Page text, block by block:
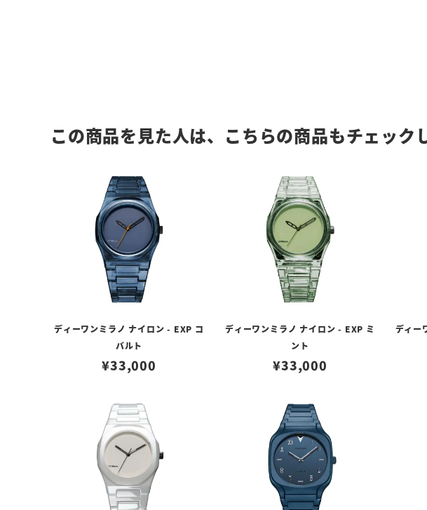
この商品を見た人は、こちらの商品もチェック
ディーワンミラノ ナイロン - EXP コ
バルト
¥33,000
ディーワンミラノ ナイロン - EXP ミ
ント
¥33,000
ディー